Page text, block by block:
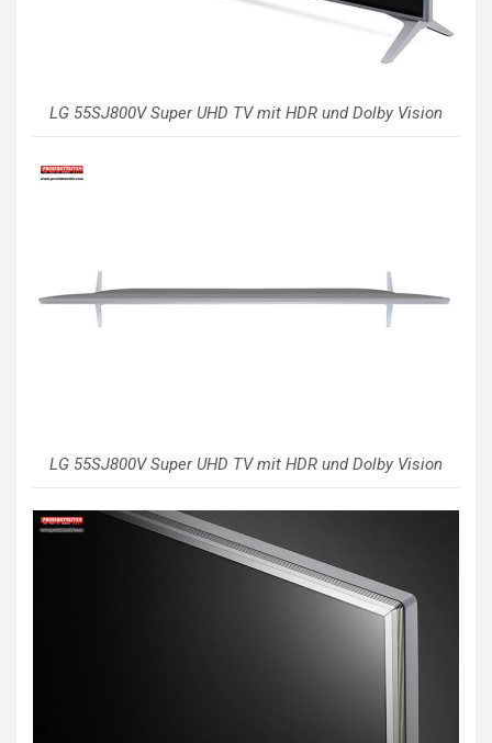
LG 55SJ800V Super UHD TV mit HDR und Dolby Vision
LG 55SJ800V Super UHD TV mit HDR und Dolby Vision